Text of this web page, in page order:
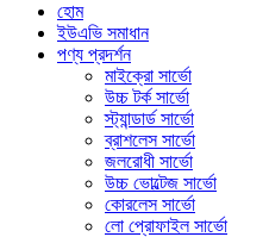
হোম
ইউএভি সমাধান
পণ্য প্রদর্শন
মাইক্রো সার্ভো
উচ্চ টর্ক সার্ভো
স্ট্যান্ডার্ড সার্ভো
ব্রাশলেস সার্ভো
জলরোধী সার্ভো
উচ্চ ভোল্টেজ সার্ভো
কোরলেস সার্ভো
লো প্রোফাইল সার্ভো